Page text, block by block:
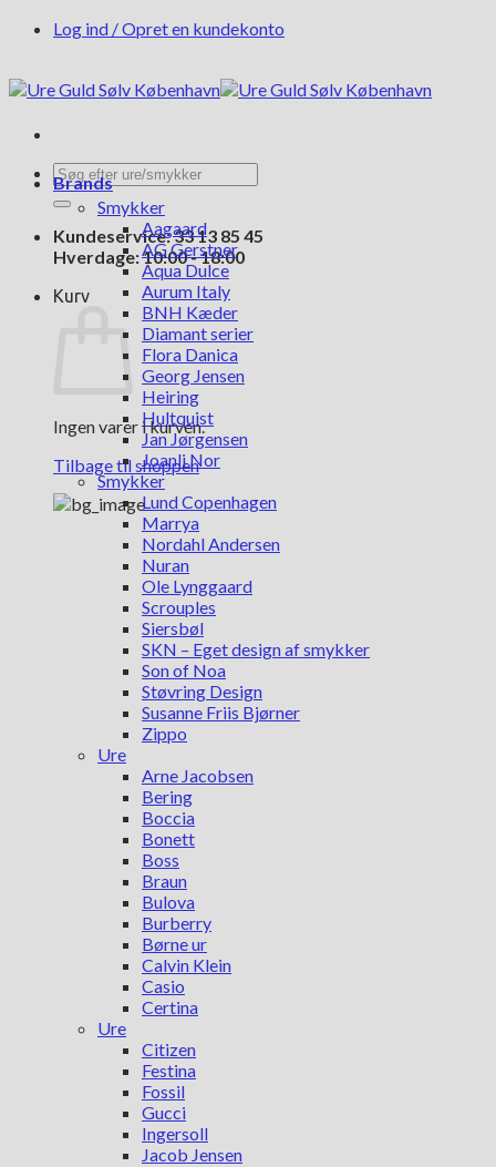
FortsætLog ind / Opret en kundekonto
Søg
efter:
Kundeservice: 33 13 85 45
Hverdage: 10:00 - 18:00
Kurv
Ingen varer i kurven.
Tilbage til shoppen
Brands
Smykker
Aagaard
AG Gerstner
Aqua Dulce
Aurum Italy
BNH Kæder
Diamant serier
Flora Danica
Georg Jensen
Heiring
Hultquist
Jan Jørgensen
Joanli Nor
Smykker
Lund Copenhagen
Marrya
Nordahl Andersen
Nuran
Ole Lynggaard
Scrouples
Siersbøl
SKN – Eget design af smykker
Son of Noa
Støvring Design
Susanne Friis Bjørner
Zippo
Ure
Arne Jacobsen
Bering
Boccia
Bonett
Boss
Braun
Bulova
Burberry
Børne ur
Calvin Klein
Casio
Certina
Ure
Citizen
Festina
Fossil
Gucci
Ingersoll
Jacob Jensen